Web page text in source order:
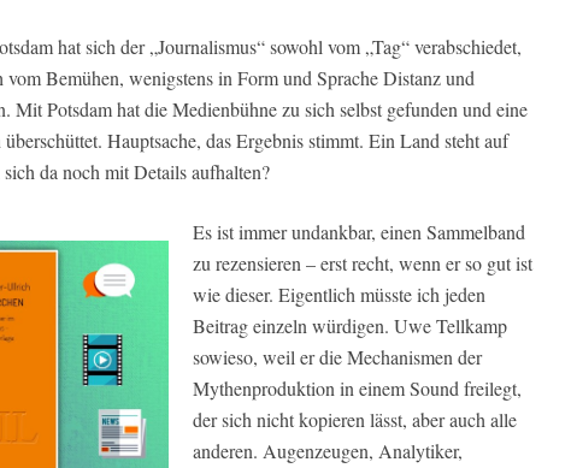
hat sich der „Journalismus“ sowohl vom „Tag“ verabschiedet,
vom Bemühen, wenigstens in Form und Sprache Distanz und
Mit Potsdam hat die Medienbühne zu sich selbst gefunden und eine
Hauptsache, das Ergebnis stimmt. Ein Land steht auf
da noch mit Details aufhalten?
Es ist immer undankbar, einen Sammelband
zu rezensieren – erst recht, wenn er so gut ist
wie dieser. Eigentlich müsste ich jeden
Beitrag einzeln würdigen. Uwe Tellkamp
sowieso, weil er die Mechanismen der
Mythenproduktion in einem Sound freilegt,
der sich nicht kopieren lässt, aber auch alle
anderen. Augenzeugen, Analytiker,